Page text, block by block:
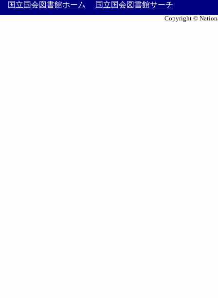
国立国会図書館ホーム 国立国会図書館サーチ
Copyright ©